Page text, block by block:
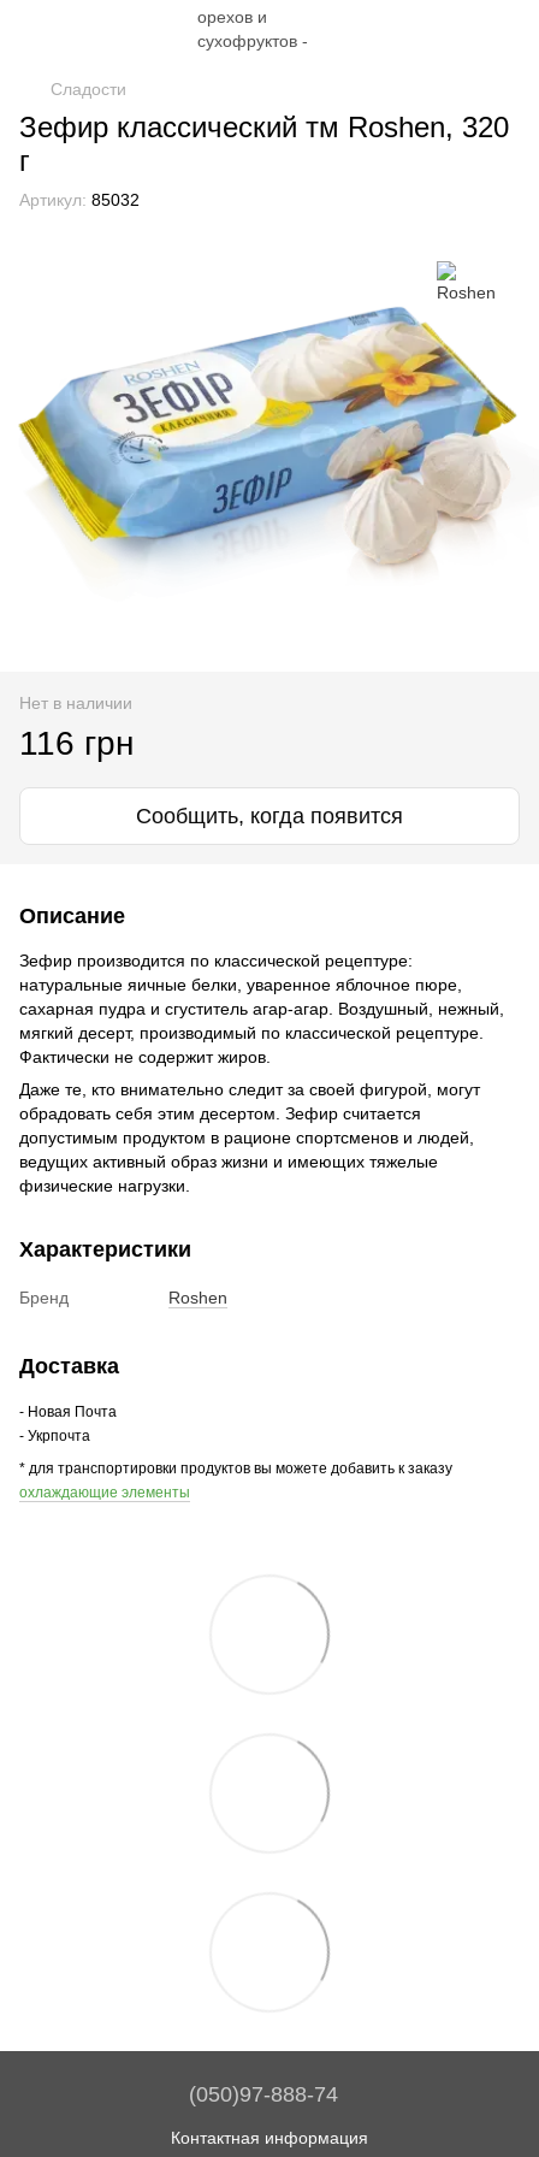
Сладости
Зефир классический тм Roshen, 320
г
Артикул: 85032
Нет в наличии
116 грн
Сообщить, когда появится
Описание
Зефир производится по классической рецептуре:
натуральные яичные белки, уваренное яблочное пюре,
сахарная пудра и сгуститель агар-агар. Воздушный, нежный,
мягкий десерт, производимый по классической рецептуре.
Фактически не содержит жиров.
Даже те, кто внимательно следит за своей фигурой, могут
обрадовать себя этим десертом. Зефир считается
допустимым продуктом в рационе спортсменов и людей,
ведущих активный образ жизни и имеющих тяжелые
физические нагрузки.
Характеристики
Бренд Roshen
Доставка
- Новая Почта
- Укрпочта
* для транспортировки продуктов вы можете добавить к заказу
охлаждающие элементы
(050)97-888-74
Контактная информация